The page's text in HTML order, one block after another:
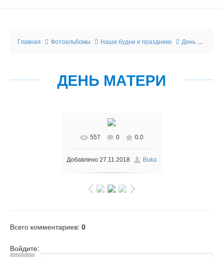
Главная Фотоальбомы Наши будни и праздники День матери
ДЕНЬ МАТЕРИ
557 0 0.0
Добавлено27.11.2018 Buka
Всего комментариев: 0
Войдите: